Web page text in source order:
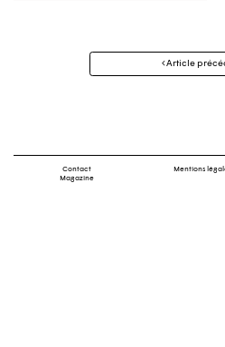
Navigation
Article
Contact
Magazine
Mentions